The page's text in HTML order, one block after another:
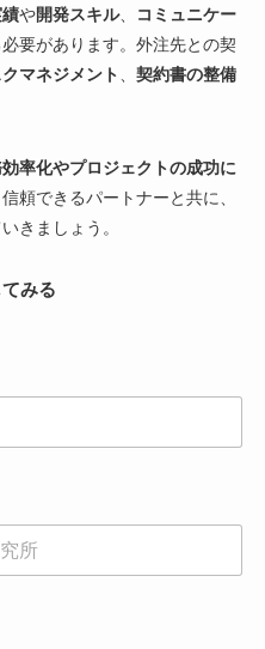
や開発スキル、
コミュニケー
要があります。外注先との契
マネジメント
契約書の整備
率化やプロジェクトの成功に
頼できるパートナーと共に、
きましょう。
みる